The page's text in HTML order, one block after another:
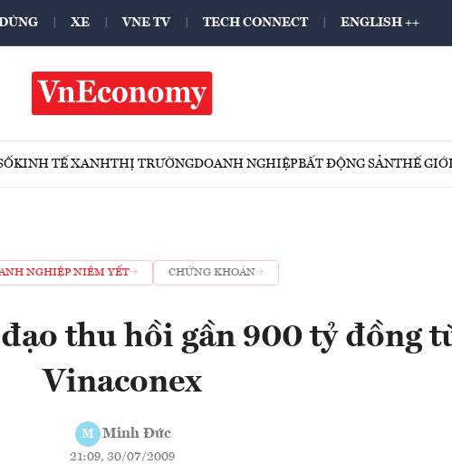
XE VNE TV TECH CONNECT ENGLISH ++
KINH TẾ XANHTHỊ TRƯỜNGDOANH NGHIỆPBẤT ĐỘNG SẢNTHẾ GIỚI
NGHIỆP NIÊM YẾT CHỨNG KHOÁN
thu hồi gần 900 tỷ đồng
Vinaconex
M Minh Đức
21:09, 30/07/2009